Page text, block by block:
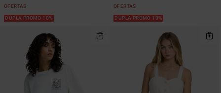
OFERTAS
DUPLA PROMO 10%
OFERTAS
DUPLA PROMO 10%